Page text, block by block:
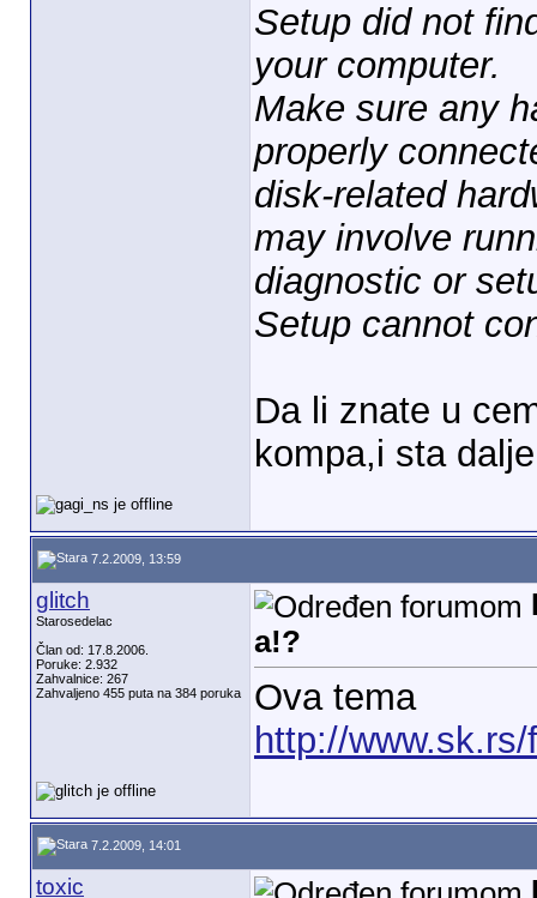
Setup did not
your computer.
Make sure any
properly
disk-related
may involve
diagnostic or
Setup cannot
Da li znate u
kompa,i sta
7.2.2009, 13:59
glitch
Starosedelac
Član od: 17.8.2006.
Poruke: 2.932
Zahvalnice: 267
Zahvaljeno 455 puta na 384 poruka
a!?
Ova tema
http://
7.2.2009, 14:01
toxic